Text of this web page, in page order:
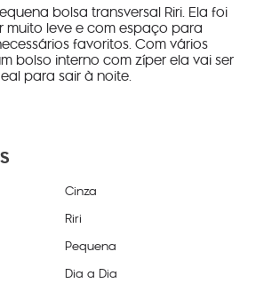
bolsa transversal Riri. Ela foi
leve e com espaço para
favoritos. Com vários
bolso interno com zíper ela vai ser
para sair à noite.
Cinza
Riri
Pequena
Dia a Dia